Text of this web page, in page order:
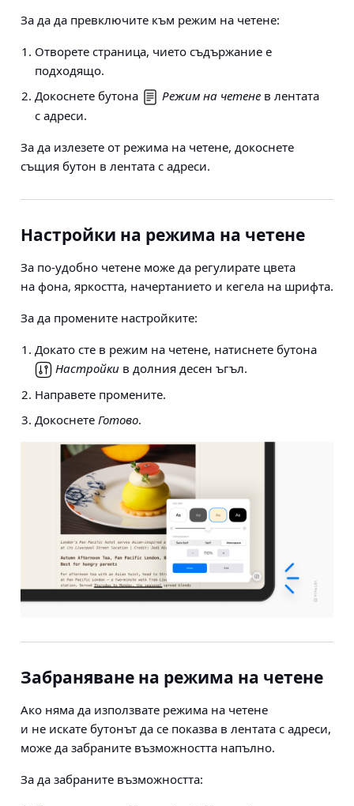
За да да превключите към режим на четене:
Отворете страница, чието съдържание е
подходящо.
Докоснете бутона
Режим на четене в лентата
с адреси.
За да излезете от режима на четене, докоснете
същия бутон в лентата с адреси.
Настройки на режима на четене
За по-удобно четене може да регулирате цвета
на фона, яркостта, начертанието и кегела на шрифта.
За да промените настройките:
Докато сте в режим на четене, натиснете бутона
Настройки в долния десен ъгъл.
Направете промените.
Докоснете Готово.
Забраняване на режима на четене
Ако няма да използвате режима на четене
и не искате бутонът да се показва в лентата с адреси,
може да забраните възможността напълно.
За да забраните възможността: